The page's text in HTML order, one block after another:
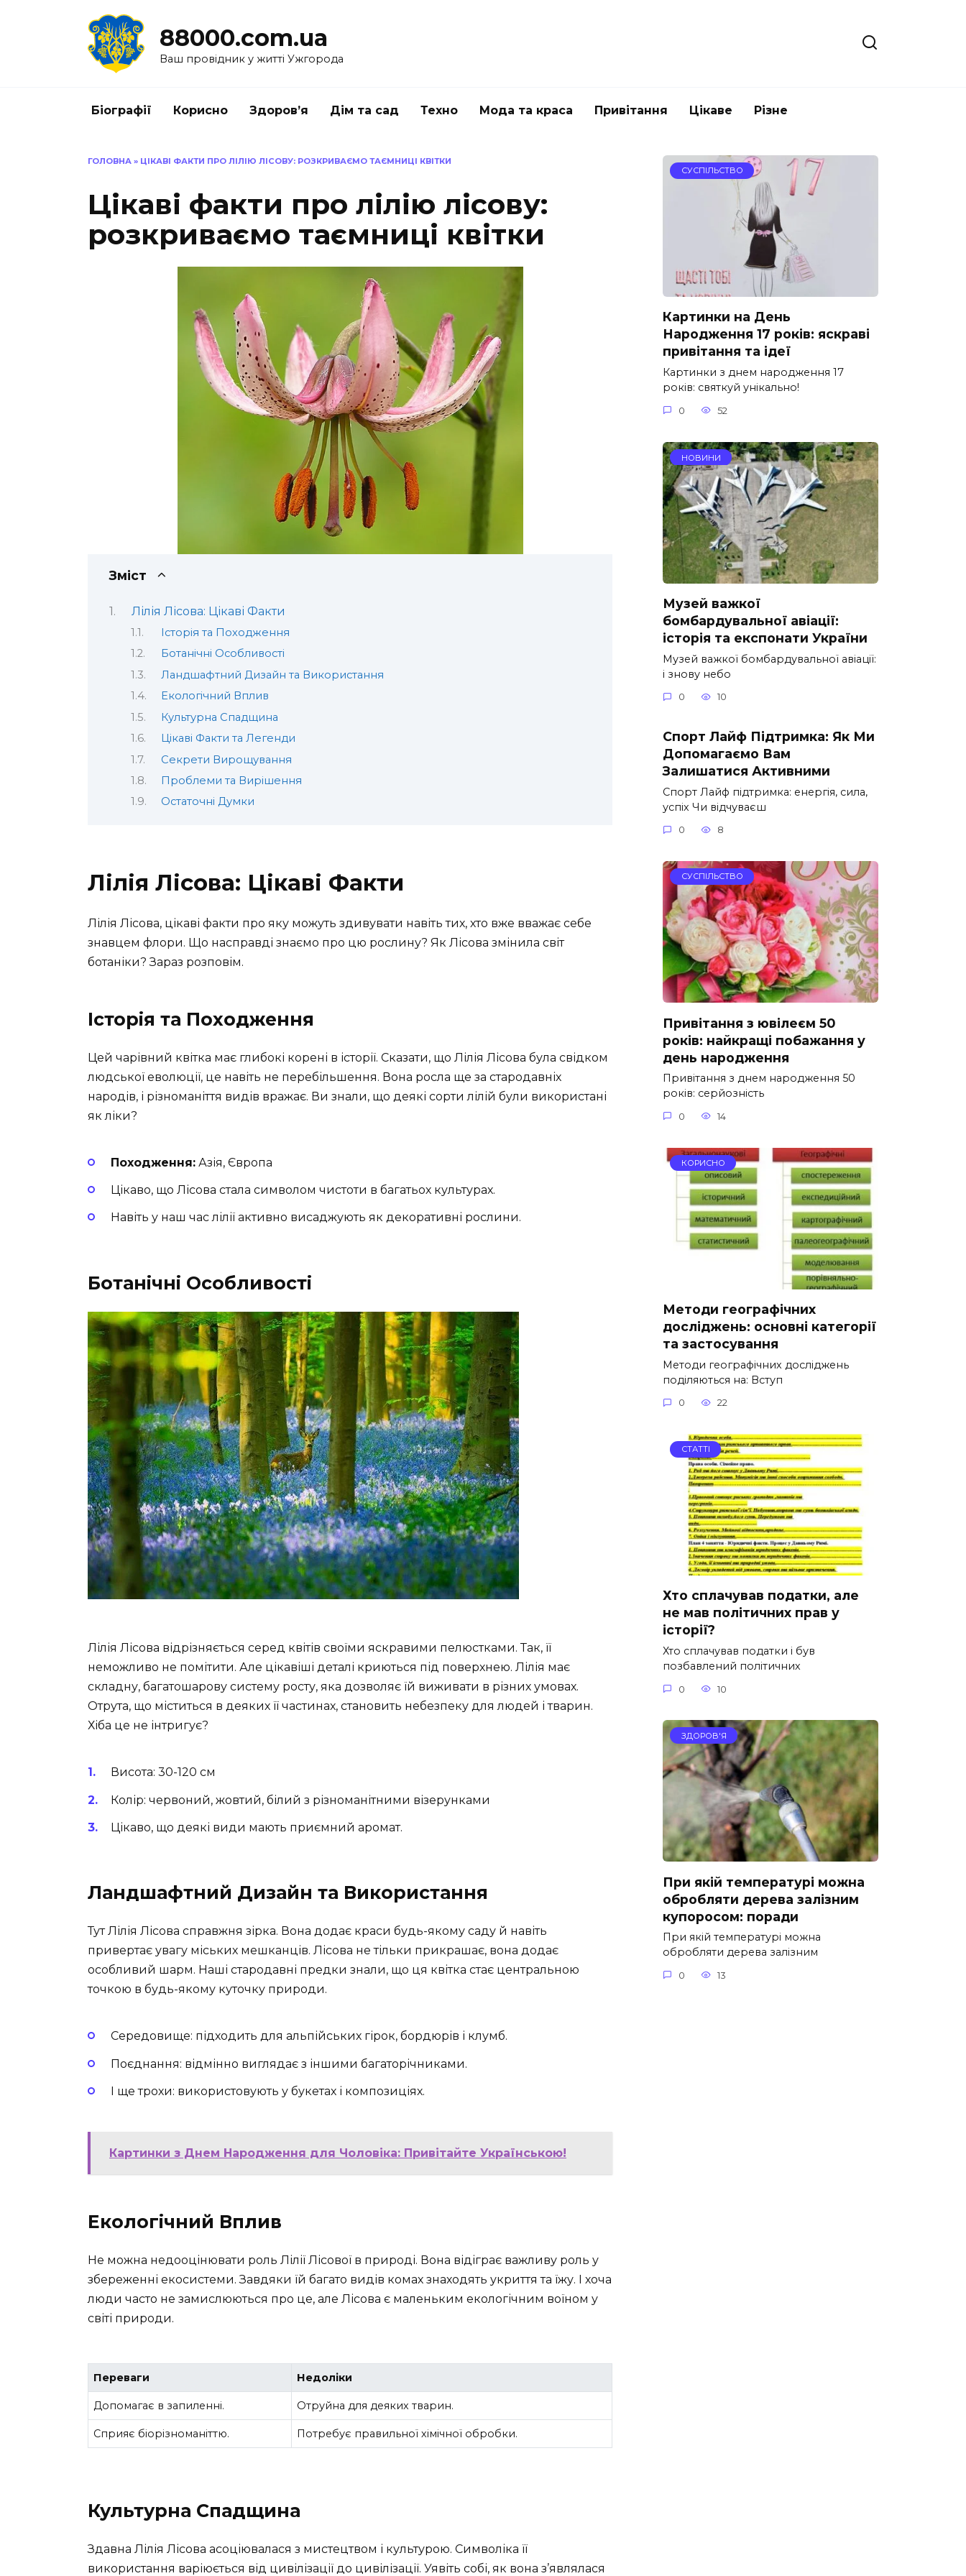
88000.com.ua
Ваш провідник у житті Ужгорода
Біографії Корисно Здоров’я Дім та сад Техно Мода та краса Привітання Цікаве Різне
ГОЛОВНА » ЦІКАВІ ФАКТИ ПРО ЛІЛІЮ ЛІСОВУ: РОЗКРИВАЄМО ТАЄМНИЦІ КВІТКИ
Цікаві факти про лілію лісову:
розкриваємо таємниці квітки
Зміст
Лілія Лісова: Цікаві Факти
Історія та Походження
Ботанічні Особливості
Ландшафтний Дизайн та Використання
Екологічний Вплив
Культурна Спадщина
Цікаві Факти та Легенди
Секрети Вирощування
Проблеми та Вирішення
Остаточні Думки
Лілія Лісова: Цікаві Факти
Лілія Лісова, цікаві факти про яку можуть здивувати навіть тих, хто вже вважає себе
знавцем флори. Що насправді знаємо про цю рослину? Як Лісова змінила світ
ботаніки? Зараз розповім.
Історія та Походження
Цей чарівний квітка має глибокі корені в історії. Сказати, що Лілія Лісова була свідком
людської еволюції, це навіть не перебільшення. Вона росла ще за стародавніх
народів, і різноманіття видів вражає. Ви знали, що деякі сорти лілій були використані
як ліки?
Походження: Азія, Європа
Цікаво, що Лісова стала символом чистоти в багатьох культурах.
Навіть у наш час лілії активно висаджують як декоративні рослини.
Ботанічні Особливості
Лілія Лісова відрізняється серед квітів своїми яскравими пелюстками. Так, її
неможливо не помітити. Але цікавіші деталі криються під поверхнею. Лілія має
складну, багатошарову систему росту, яка дозволяє їй виживати в різних умовах.
Отрута, що міститься в деяких її частинах, становить небезпеку для людей і тварин.
Хіба це не інтригує?
Висота: 30-120 см
Колір: червоний, жовтий, білий з різноманітними візерунками
Цікаво, що деякі види мають приємний аромат.
Ландшафтний Дизайн та Використання
Тут Лілія Лісова справжня зірка. Вона додає краси будь-якому саду й навіть
привертає увагу міських мешканців. Лісова не тільки прикрашає, вона додає
особливий шарм. Наші стародавні предки знали, що ця квітка стає центральною
точкою в будь-якому куточку природи.
Середовище: підходить для альпійських гірок, бордюрів і клумб.
Поєднання: відмінно виглядає з іншими багаторічниками.
І ще трохи: використовують у букетах і композиціях.
Картинки з Днем Народження для Чоловіка: Привітайте Українською!
Екологічний Вплив
Не можна недооцінювати роль Лілії Лісової в природі. Вона відіграє важливу роль у
збереженні екосистеми. Завдяки їй багато видів комах знаходять укриття та їжу. І хоча
люди часто не замислюються про це, але Лісова є маленьким екологічним воїном у
світі природи.
Переваги Недоліки
Допомагає в запиленні. Отруйна для деяких тварин.
Сприяє біорізноманіттю. Потребує правильної хімічної обробки.
Культурна Спадщина
Здавна Лілія Лісова асоціювалася з мистецтвом і культурою. Символіка її
використання варіюється від цивілізації до цивілізації. Уявіть собі, як вона з’являлася
СУСПІЛЬСТВО
Картинки на День
Народження 17 років: яскраві
привітання та ідеї
Картинки з днем народження 17
років: святкуй унікально!
0 52
НОВИНИ
Музей важкої
бомбардувальної авіації:
історія та експонати України
Музей важкої бомбардувальної авіації:
і знову небо
0 10
Спорт Лайф Підтримка: Як Ми
Допомагаємо Вам
Залишатися Активними
Спорт Лайф підтримка: енергія, сила,
успіх Чи відчуваєш
0 8
СУСПІЛЬСТВО
Привітання з ювілеєм 50
років: найкращі побажання у
день народження
Привітання з днем народження 50
років: серйозність
0 14
КОРИСНО
Методи географічних
досліджень: основні категорії
та застосування
Методи географічних досліджень
поділяються на: Вступ
0 22
СТАТТІ
Хто сплачував податки, але
не мав політичних прав у
історії?
Хто сплачував податки і був
позбавлений політичних
0 10
ЗДОРОВ'Я
При якій температурі можна
обробляти дерева залізним
купоросом: поради
При якій температурі можна
обробляти дерева залізним
0 13